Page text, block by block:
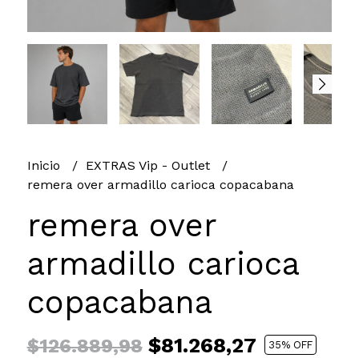
Inicio
EXTRAS Vip - Outlet
remera over armadillo carioca copacabana
remera over
armadillo carioca
copacabana
$126.889,98$81.268,27 35% OFF